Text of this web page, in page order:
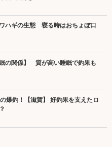
ハギの生態 寝る時はおちょぼ口
の関係】 質が高い睡眠で釣果も
爆釣！【滋賀】 好釣果を支えたロ